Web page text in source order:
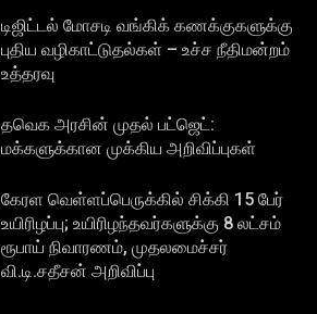
டிஜிட்டல் மோசடி வங்கிக் கணக்குகளுக்கு
புதிய வழிகாட்டுதல்கள் – உச்ச நீதிமன்றம்
உத்தரவு
தவெக அரசின் முதல் பட்ஜெட்:
மக்களுக்கான முக்கிய அறிவிப்புகள்
கேரள வெள்ளப்பெருக்கில் சிக்கி 15 பேர்
உயிரிழப்பு; உயிரிழந்தவர்களுக்கு 8 லட்சம்
ரூபாய் நிவாரணம், முதலமைச்சர்
வி.டி.சதீசன் அறிவிப்பு